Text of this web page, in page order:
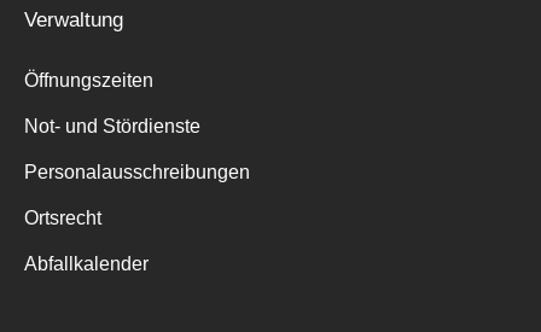
Verwaltung
Öffnungszeiten
Not- und Stördienste
Personalausschreibungen
Ortsrecht
Abfallkalender